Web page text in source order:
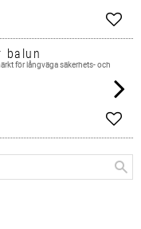
balun
för långväga säkerhets- och